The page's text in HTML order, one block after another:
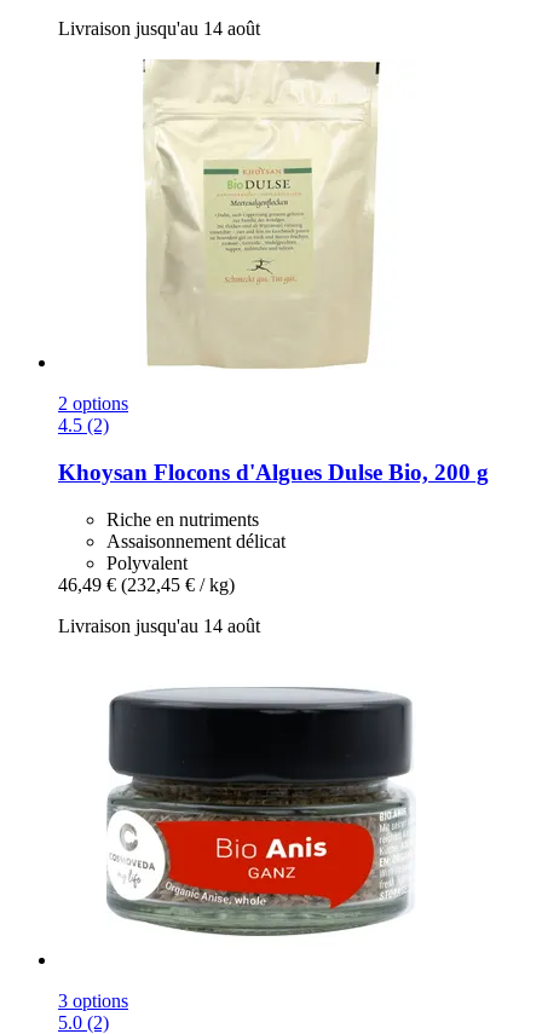
Livraison jusqu'au 14 août
2 options
4.5 (2)
Khoysan Flocons d'Algues Dulse Bio, 200 g
Riche en nutriments
Assaisonnement délicat
Polyvalent
46,49 € (232,45 € / kg)
Livraison jusqu'au 14 août
3 options
5.0 (2)